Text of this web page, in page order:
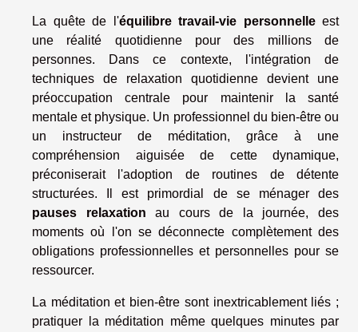
La quête de l'équilibre travail-vie personnelleest
une réalité quotidienne pour des millions de
personnes. Dans ce contexte, l'intégration de
techniques de relaxation quotidienne devient une
préoccupation centrale pour maintenir la santé
mentale et physique. Un professionnel du bien-être ou
un instructeur de méditation, grâce à une
compréhension aiguisée de cette dynamique,
préconiserait l'adoption de routines de détente
structurées. Il est primordial de se ménager des
pauses relaxation au cours de la journée, des
moments où l'on se déconnecte complètement des
obligations professionnelles et personnelles pour se
ressourcer.
La méditation et bien-être sont inextricablement liés ;
pratiquer la méditation même quelques minutes par